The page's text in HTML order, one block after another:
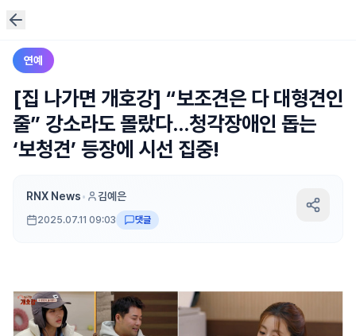
연예
[집 나가면 개호강] “보조견은 다 대형견인
줄” 강소라도 몰랐다…청각장애인 돕는
‘보청견’ 등장에 시선 집중!
RNX News• 김예은
2025.07.11 09:03 댓글